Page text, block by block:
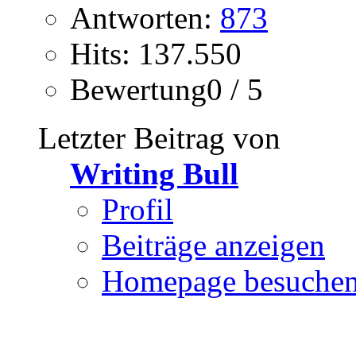
Antworten: 873
Hits: 137.550
Bewertung0 / 5
Letzter Beitrag von
Writing Bull
Profil
Beiträge anzeigen
Homepage